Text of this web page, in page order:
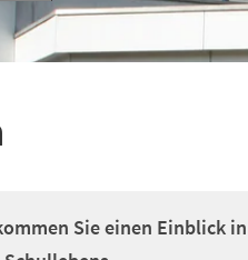
Sie einen Einblick